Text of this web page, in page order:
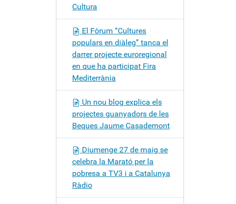
Cultura
El Fòrum “Cultures
populars en diàleg” tanca el
darrer projecte euroregional
en que ha participat Fira
Mediterrània
Un nou blog explica els
projectes guanyadors de les
Beques Jaume Casademont
Diumenge 27 de maig se
celebra la Marató per la
pobresa a TV3 i a Catalunya
Ràdio